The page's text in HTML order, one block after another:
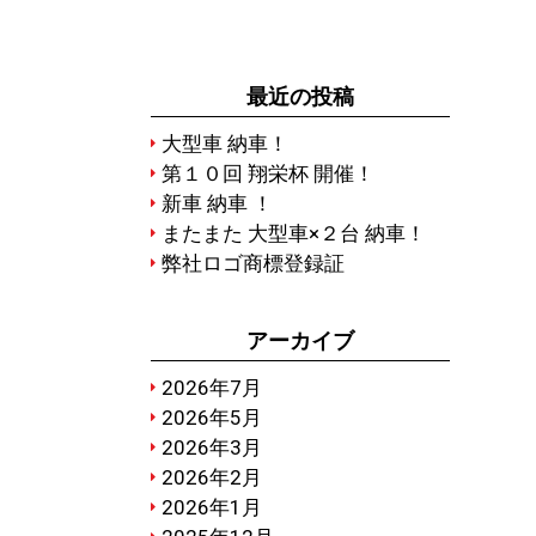
最近の投稿
大型車 納車！
第１０回 翔栄杯 開催！
新車 納車 ！
またまた 大型車×２台 納車！
弊社ロゴ商標登録証
アーカイブ
2026年7月
2026年5月
2026年3月
2026年2月
2026年1月